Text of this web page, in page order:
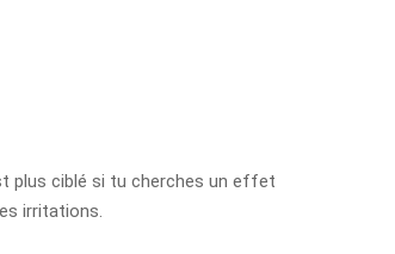
plus ciblé si tu cherches un effet
irritations.